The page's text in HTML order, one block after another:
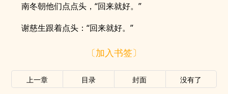
南冬朝他们点点头，“回来就好。”
谢慈生跟着点头：“回来就好。”
〔加入书签〕
上一章 目录 封面 没有了